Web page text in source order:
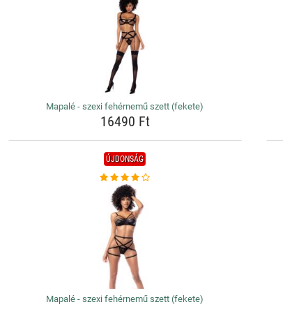
Mapalé - szexi fehérnemű szett (fekete)
16490 Ft
ÚJDONSÁG
Mapalé - szexi fehérnemű szett (fekete)